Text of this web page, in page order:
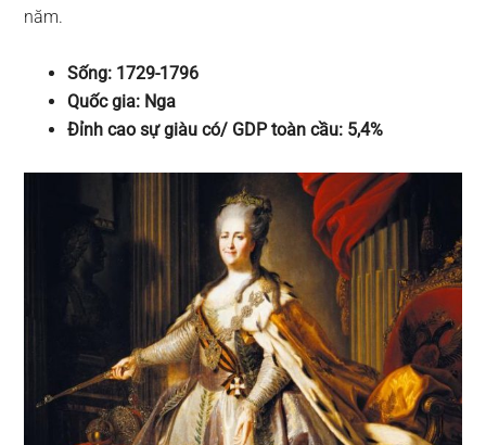
năm.
Sống: 1729-1796
Quốc gia: Nga
Đỉnh cao sự giàu có/ GDP toàn cầu: 5,4%